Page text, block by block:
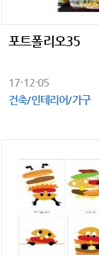
포트폴리오35
17-12-05
건축/인테리어/가구